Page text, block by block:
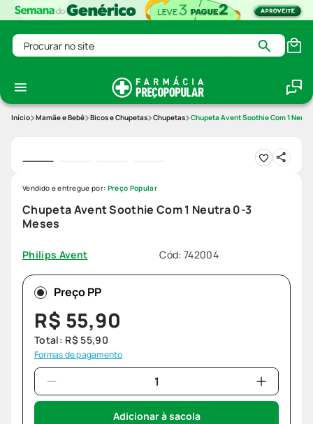
Procurar no site
Mamãe e Bebê Bicos e Chupetas Chupetas Chupeta Avent Soothie Com 1
Chupeta Avent Soothie Com 1 Neutra 0-3
Meses
Philips Avent Cód: 742004
Vendido e entregue por: Preço Popular
Preço PP
R$ 55,90
Total: R$ 55,90
Formas de pagamento
Adicionar à sacola